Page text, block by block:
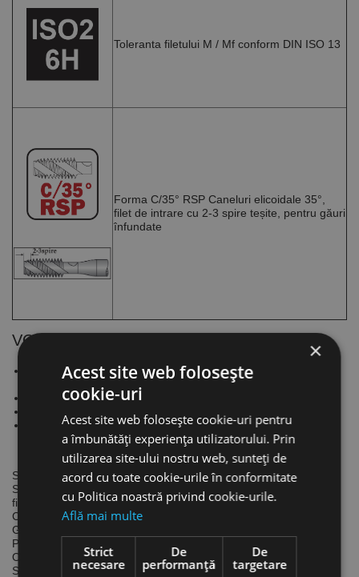
Toleranta filetului M / Mf conform DIN ISO 13
Forma C/35° RSP Caneluri elicoidale 35°,
filet de intrare cu 2-3 spire teșite, pentru găuri
înfundate
VOLKEL
Specialist in scule pentru filetare și sisteme de insertii pentru
100 de ani de experienta in productia de tarozi.
Clienti din 70 de tari sunt satisfacuti de calitatea produselor
VÖLKEL.
Specializare
Se concentreaza pe ceea ce știe cel mai bine: scule pentru
filetare.
Calitate
Garanteaza o calitate buna și constanta pentru industrie.
Preturi
Ofera cele mai bune preturi pentru produse de calitate.
Servicii
×
Acest site web folosește
cookie-uri
Acest site web folosește cookie-uri pentru
a îmbunătăți experiența utilizatorului. Prin
utilizarea site-ului nostru web, sunteți de
acord cu toate cookie-urile în conformitate
cu Politica noastră privind cookie-urile.
Află mai multe
Strict
necesare
De
performanță
De
targetare